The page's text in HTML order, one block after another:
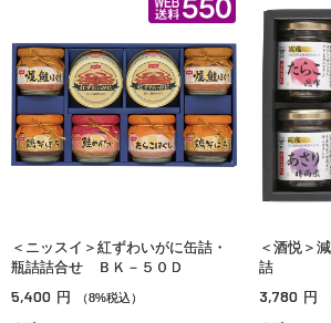
＜ニッスイ＞紅ずわいがに缶詰・
瓶詰詰合せ ＢＫ－５０Ｄ
5,400 円 （8%税込）
＜酒悦＞
詰
3,780 円